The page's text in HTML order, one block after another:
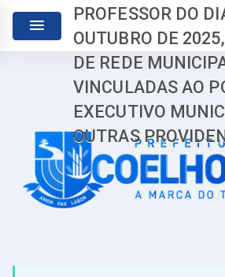
PROFESSOR DO
OUTUBRO DE
DE REDE
VINCULADAS AO
EXECUTIVO
OUTRAS